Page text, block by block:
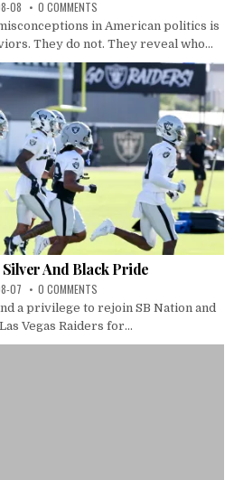
08 0 COMMENTS
in American politics is
They do not. They reveal who...
And Black Pride
07 0 COMMENTS
a privilege to rejoin SB Nation and
Vegas Raiders for...